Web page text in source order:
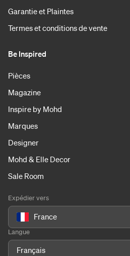
Garantie et Plaintes
Termes et conditions de vente
Be Inspired
Pièces
Magazine
Inspire by Mohd
Marques
Designer
Mohd & Elle Decor
Sale Room
Expédier vers
France
Langue
Français